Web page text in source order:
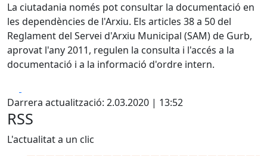
La ciutadania només pot consultar la documentació en
les dependències de l'Arxiu. Els articles 38 a 50 del
Reglament del Servei d'Arxiu Municipal (SAM) de Gurb,
aprovat l'any 2011, regulen la consulta i l'accés a la
documentació i a la informació d'ordre intern.
Darrera actualització: 2.03.2020 | 13:52
RSS
L'actualitat a un clic